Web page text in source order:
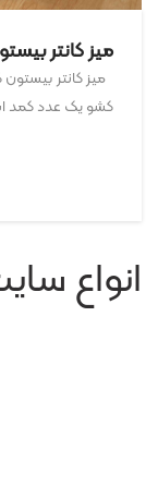
میز کانتر
کشو یک عدد کمد
انواع